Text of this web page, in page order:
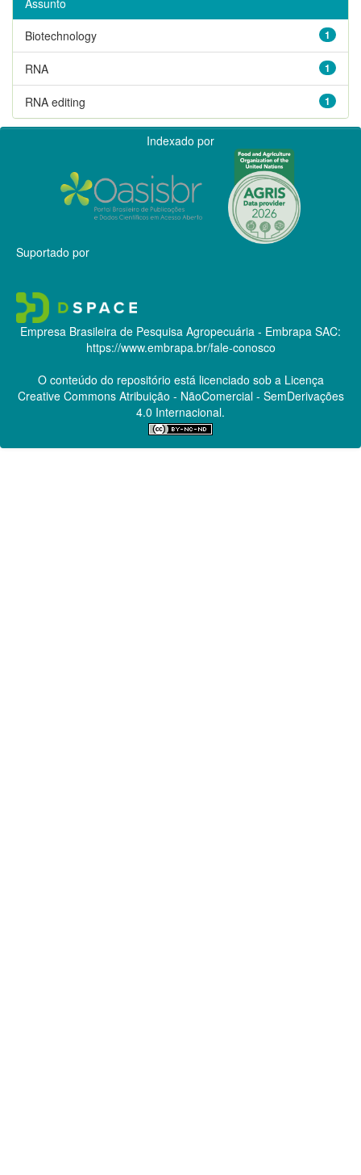
1
Biotechnology
1
RNA
1
RNA editing
Indexado por
Suportado por
Empresa Brasileira de Pesquisa Agropecuária - Embrapa SAC:
https://www.embrapa.br/fale-conosco
O conteúdo do repositório está licenciado sob a Licença
Creative CommonsAtribuição - NãoComercial - SemDerivações
4.0 Internacional.